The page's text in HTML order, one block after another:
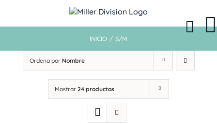
INICIO / S/M
Ordena por Nombre
Mostrar 24 productos